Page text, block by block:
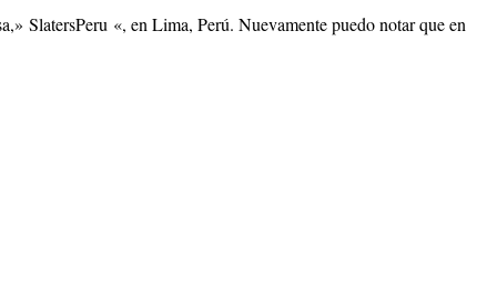
SlatersPeru «, en Lima, Perú. Nuevamente puedo notar que en